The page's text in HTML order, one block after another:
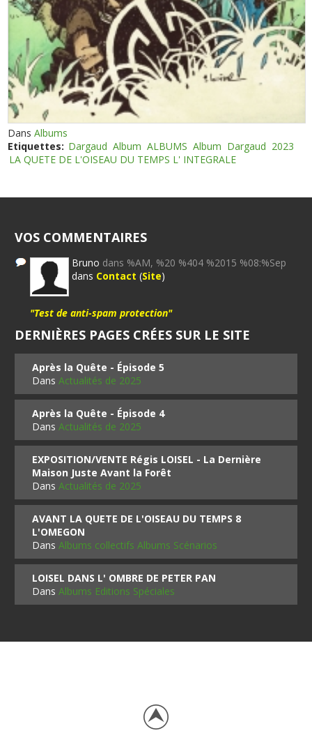
DansAlbums
Etiquettes: Dargaud Album ALBUMS Album Dargaud 2023
LA QUETE DE L'OISEAU DU TEMPS L' INTEGRALE
VOS COMMENTAIRES
Bruno dans %AM, %20 %404 %2015 %08:%Sep
dans Contact (Site)
"Test de anti-spam protection"
DERNIÈRES PAGES CRÉES SUR LE SITE
Après la Quête - Épisode 5
DansActualités de 2025
Après la Quête - Épisode 4
DansActualités de 2025
EXPOSITION/VENTE Régis LOISEL - La Dernière
Maison Juste Avant la Forêt
DansActualités de 2025
AVANT LA QUETE DE L'OISEAU DU TEMPS 8
L'OMEGON
DansAlbums collectifs Albums Scénarios
LOISEL DANS L' OMBRE DE PETER PAN
DansAlbums Editions Spéciales